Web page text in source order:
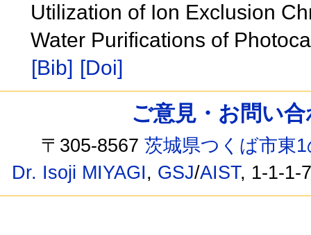
Utilization of Ion Exclusion
Water Purifications of
[Bib] [Doi]
ご意見・お問い
〒305-8567茨城県つくば市東
Dr. Isoji MIYAGI, GSJ/AIST, 1-1-1-